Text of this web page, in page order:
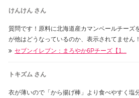
けんけん さん
質問です！原料に北海道産カマンベールチーズ
が他はどうなっているのか、表示されてません
セブンイレブン：まろやか6Pチーズ【1...
トキズム さん
衣が薄いので「から揚げ棒」より食べやすく塩